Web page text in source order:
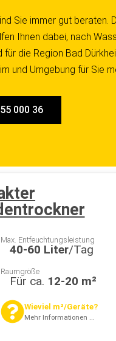
Sie immer gut
Ihnen dabei, nach
für die Region Bad
und Umgebung für Sie
000 36
Max. Entfeuchtungsleistung
40-60 Liter/Tag
Raumgröße
Für ca. 12-20 m²
Wieviel m²/Geräte?
Mehr Informationen ...